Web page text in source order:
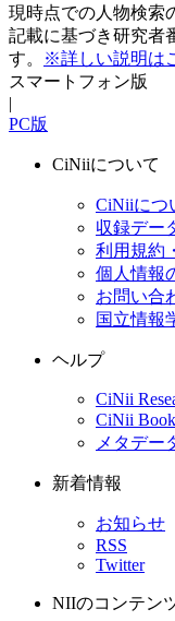
現時点での人物検索
記載に基づき研究者
す。
※詳しい説明は
スマートフォン版
|
PC版
CiNiiについて
CiNiiにつ
収録デー
利用規約
個人情報
お問い合
国立情報
ヘルプ
CiNii
CiNii
メタデー
新着情報
お知らせ
RSS
Twitter
NIIのコンテン